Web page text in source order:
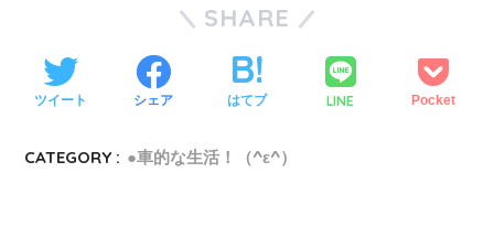
SHARE
ツイート シェア はてブ LINE Pocket
CATEGORY : ●車的な生活！（^ε^）